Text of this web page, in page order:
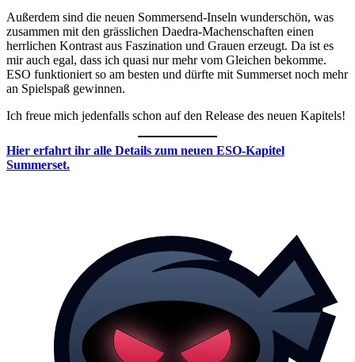
Außerdem sind die neuen Sommersend-Inseln wunderschön, was
zusammen mit den grässlichen Daedra-Machenschaften einen
herrlichen Kontrast aus Faszination und Grauen erzeugt. Da ist es
mir auch egal, dass ich quasi nur mehr vom Gleichen bekomme.
ESO funktioniert so am besten und dürfte mit Summerset noch mehr
an Spielspaß gewinnen.
Ich freue mich jedenfalls schon auf den Release des neuen Kapitels!
Hier erfahrt ihr alle Details zum neuen ESO-Kapitel
Summerset.